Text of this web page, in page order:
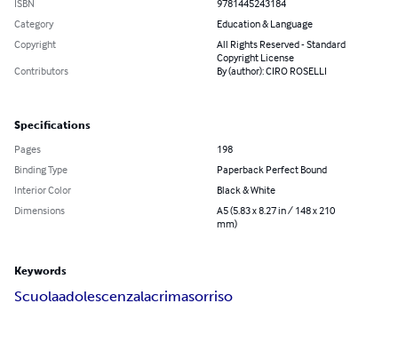
ISBN
9781445243184
Category
Education & Language
Copyright
All Rights Reserved - Standard
Copyright License
Contributors
By (author): CIRO ROSELLI
Specifications
Pages
198
Binding Type
Paperback Perfect Bound
Interior Color
Black & White
Dimensions
A5 (5.83 x 8.27 in / 148 x 210
mm)
Keywords
Scuolaadolescenzalacrimasorriso